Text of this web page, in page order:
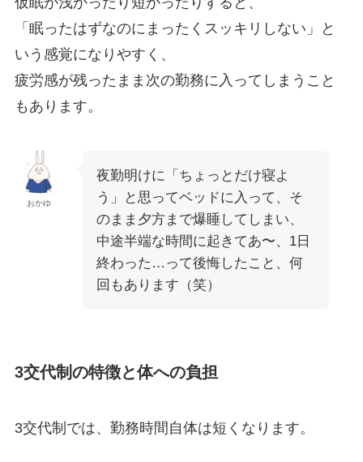
「眠ったはずなのにまったくスッキリしない」と
いう感覚になりやすく、
疲労感が残ったまま次の勤務に入ってしまうこと
もあります。
おかゆ
夜勤明けに「ちょっとだけ寝よ
う」と思ってベッドに入って、そ
のまま夕方まで爆睡してしまい、
中途半端な時間に起きてあ〜、1日
終わった…って後悔したこと、何
回もあります（笑）
3交代制の特徴と体への負担
3交代制では、勤務時間自体は短くなります。